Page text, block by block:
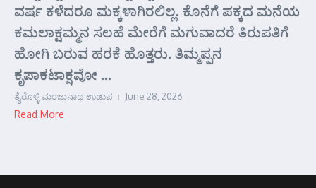
ವರ್ಷ ಕಳೆದರೂ ಮಕ್ಕಳಾಗಿರಲಿಲ್ಲ. ಕೊನೆಗೆ ಪಕ್ಕದ ಮನೆಯ
ಕಮಲಾಕ್ಷಮ್ಮನ ಸಲಹೆ ಮೇರೆಗೆ ಮಗುವಾದರೆ ತಿರುಪತಿಗೆ
ಹೋಗಿ ಬರುವ ಹರಕೆ ಹೊತ್ತರು. ತಿಮ್ಮಪ್ಪನ
ಕೃಪಾಕಟಾಕ್ಷವೋ ...
ತೈರೊಳ್ಳಿ ಮಂಜುನಾಥ ಉಡುಪ June 28, 2026
Read More